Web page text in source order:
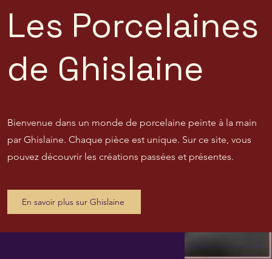
Les Porcelaines
de Ghislaine
Bienvenue dans un monde de porcelaine peinte à la main
par Ghislaine. Chaque pièce est unique. Sur ce site, vous
pouvez découvrir les créations passées et présentes.
En savoir plus sur Ghislaine